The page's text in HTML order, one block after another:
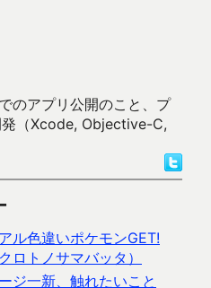
のアプリ公開のこと、プ
発（Xcode, Objective-C,
ル色違いポケモンGET!
クロトノサマバッタ）
ジ一新、触れたいこと